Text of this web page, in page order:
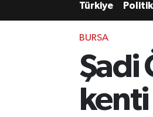
Türkiye
BURSA
Şadi
Süper Lig Puan Durumu ve
Tüm Manşetler
Son Dakika Haberleri